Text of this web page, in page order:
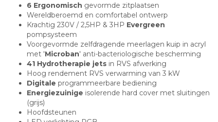
6 Ergonomisch gevormde zitplaatsen
Wereldberoemd en comfortabel ontwerp
Krachtig 230V / 2,5HP & 3HP Evergreen
pompsysteem
Voorgevormde zelfdragende meerlagen kuip in acryl
met 'Microban' anti-bacteriologische bescherming
41 Hydrotherapie jets in RVS afwerking
Hoog rendement RVS verwarming van 3 kW
Digitale programmeerbare bediening
Energiezuinige isolerende hard cover met sluitingen
(grijs)
Hoofdsteunen